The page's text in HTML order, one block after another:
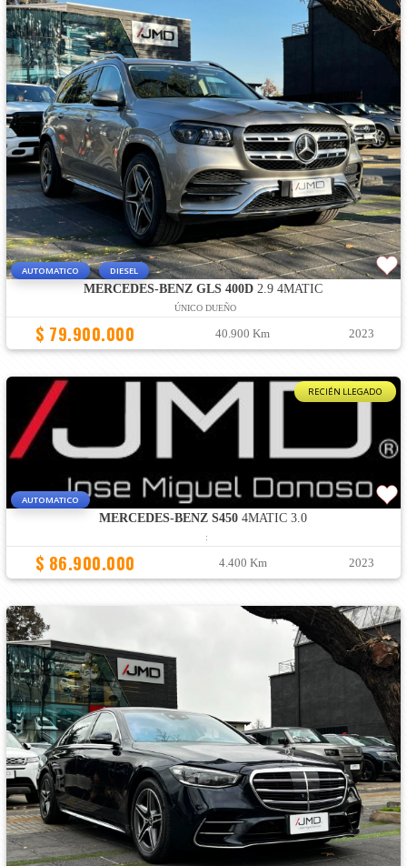
AUTOMATICO DIESEL
MERCEDES-BENZ GLS 400D 2.9 4MATIC
ÚNICO DUEÑO
$ 79.900.000 40.900 Km 2023
RECIÉN LLEGADO
AUTOMATICO
MERCEDES-BENZ S450 4MATIC 3.0
:
$ 86.900.000 4.400 Km 2023